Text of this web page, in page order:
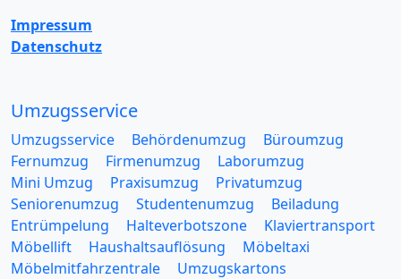
Impressum
Datenschutz
Umzugsservice
Umzugsservice Behördenumzug
Büroumzug
Fernumzug
Firmenumzug
Laborumzug
Mini Umzug
Praxisumzug
Privatumzug
Seniorenumzug
Studentenumzug
Beiladung
Entrümpelung
Halteverbotszone
Klaviertransport
Möbellift
Haushaltsauflösung
Möbeltaxi
Möbelmitfahrzentrale
Umzugskartons